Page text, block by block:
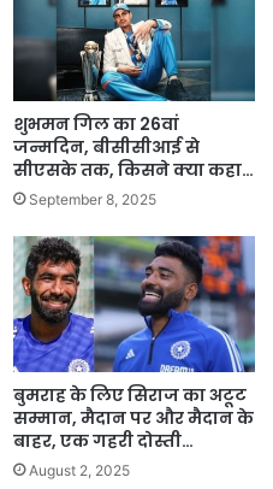
शुभमन गिल का 26वां
जन्मदिन, बीसीसीआई से
सीएसके तक, किसने क्या कहा…
September 8, 2025
बुमराह के लिए सिराज का अटूट
सम्मान, मैदान पर और मैदान के
बाहर, एक गहरी दोस्ती…
August 2, 2025